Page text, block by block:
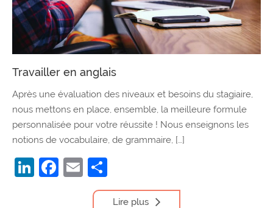
Travailler en anglais
Après une évaluation des niveaux et besoins du stagiaire,
nous mettons en place, ensemble, la meilleure formule
personnalisée pour votre réussite ! Nous enseignons les
notions de vocabulaire, de grammaire, […]
LinkedIn
Facebook
Email
Lire plus